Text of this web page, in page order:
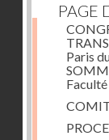
PAGE
Paris